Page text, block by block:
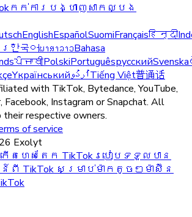
កក់ការបង្ហាញសាកល្បង
EnglishEspañolSuomiFrançaisहिन्दी
한국어ພາສາລາວBahasa
ਪੰਜਾਬੀPolskiPortuguêsрусскийSvenska
YкраїнськийاُردُوTiếng Việt普通话
with TikTok, Bytedance, YouTube,
Instagram or Snapchat. All
respective owners.
of service
Exolyt
ហេសតែក TikTok របៀបទទួលបាន
TikTok សម្រាប់ម៉ាកតូចៗ ម៉ាស៊ីន